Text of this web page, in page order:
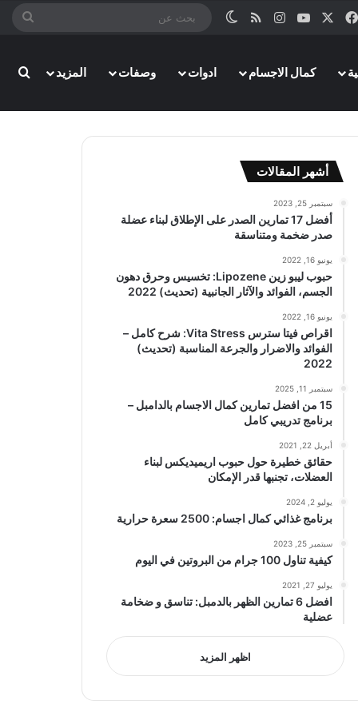
فيسبوك ‫YouTubeانستقرامملخص الموقع RSS
الوضع المظلم
بحث
كمال الاجسام ادوات وصفات المزيد
أشهر المقالات
سبتمبر 25, 2023
أفضل 17 تمارين الصدر على الإطلاق لبناء عضلة
صدر ضخمة ومتناسقة
يونيو 16, 2022
حبوب ليبو زين Lipozene: تخسيس وحرق دهون
الجسم، الفوائد والآثار الجانبية (تحديث) 2022
يونيو 16, 2022
اقراص فيتا سترس Vita Stress: شرح كامل –
الفوائد والاضرار والجرعة المناسبة (تحديث)
2022
سبتمبر 11, 2025
15 من افضل تمارين كمال الاجسام بالدامبل –
برنامج تدريبي كامل
أبريل 22, 2021
حقائق خطيرة حول حبوب اريميديكس لبناء
العضلات، تجنبها قدر الإمكان
يوليو 2, 2024
برنامج غذائي كمال اجسام: 2500 سعرة حرارية
سبتمبر 25, 2023
كيفية تناول 100 جرام من البروتين في اليوم
يوليو 27, 2021
افضل 6 تمارين الظهر بالدمبل: تناسق و ضخامة
عضلية
اظهر المزيد